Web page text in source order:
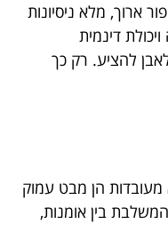
ארוך, מלא ניסיונות
דינמית
להציע. רק כך
מעובדות הן מבט עמוק
בין אומנות,